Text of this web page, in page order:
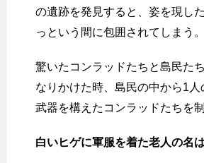
の遺跡を発見すると、姿を現し
っという間に包囲されてしまう。
驚いたコンラッドたちと島民た
なりかけた時、島民の中から1人
武器を構えたコンラッドたちを制
白いヒゲに軍服を着た老人の名は